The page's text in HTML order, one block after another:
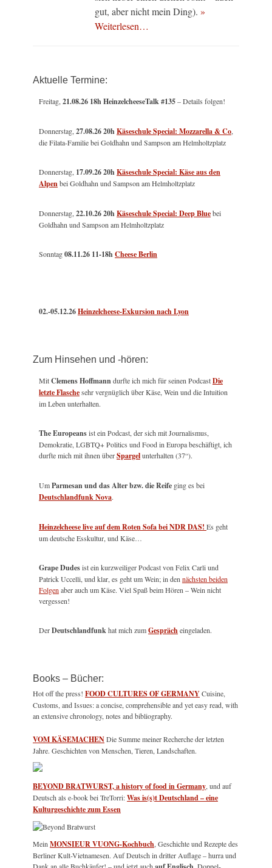
gut, aber nicht mein Ding). »
Weiterlesen…
Aktuelle Termine:
Freitag,21.08.26 18h HeinzelcheeseTalk #135– Details folgen!
Donnerstag,27.08.26 20hKäseschule Special: Mozzarella & Co,
die Filata-Familie bei Goldhahn und Sampson am Helmholtzplatz
Donnerstag, 17.09.26 20hKäseschule Special: Käse aus den
Alpenbei Goldhahn und Sampson am Helmholtzplatz
Donnerstag,22.10.26 20hKäseschule Special: Deep Bluebei
Goldhahn und Sampson am Helmholtzplatz
Sonntag08.11.26 11-18hCheese Berlin
02.-05.12.26Heinzelcheese-Exkursion nach Lyon
Zum Hinsehen und -hören:
MitClemens Hoffmanndurfte ich mich für seinen PodcastDie
letzte Flaschesehr vergnüglich über Käse, Wein und die Intuition
im Leben unterhalten.
The Europeansist ein Podcast, der sich mit Journalismus,
Demokratie, LGBTQ+ Politics und Food in Europa beschäftigt, ich
durfte mich mit ihnen überSpargelunterhalten (37“).
UmParmesan und das Alter bzw. die Reife ging es bei
Deutschlandfunk Nova.
Heinzelcheese live auf dem Roten Sofa bei NDR DAS! Es geht
um deutsche Esskultur, und Käse…
Grape Dudesist ein kurzweiliger Podcast von Felix Carli und
Patrick Uccelli, und klar, es geht um Wein; in dennächsten beiden
Folgenaber auch um Käse. Viel Spaß beim Hören – Wein nicht
vergessen!
DerDeutschlandfunkhat mich zumGesprächeingeladen.
Books – Bücher:
Hot off the press! FOOD CULTURES OF GERMANYCuisine,
Customs, and Issues: a concise, comprehensible and yet easy read, with
an extensive chronology, notes and bibliography.
VOM KÄSEMACHENDie Summe meiner Recherche der letzten
Jahre. Geschichten von Menschen, Tieren, Landschaften.
BEYOND BRATWURST, a history of food in Germany, und auf
Deutsch als e-book bei TreTorri:Was is(s)t Deutschland – eine
Kulturgeschichte zum Essen
MeinMONSIEUR VUONG-Kochbuch, Geschichte und Rezepte des
Berliner Kult-Vietnamesen. Auf Deutsch in dritter Auflage – hurra und